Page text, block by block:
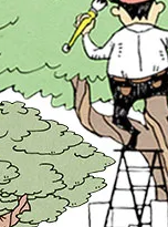
2026.06.25
2026.05.09
2026.05.08
2026.04.28